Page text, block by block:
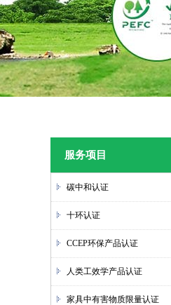
服务项目
碳中和认证
十环认证
CCEP环保产品认证
人类工效学产品认证
家具中有害物质限量认证